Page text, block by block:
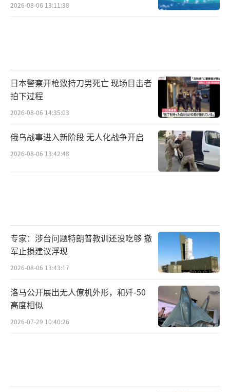
2026-08-06 13:11:38
日本警察开枪致持刀男死亡 现场目击者
拍下过程
2026-08-06 14:35:03
俄乌战事进入新阶段 无人化战争开启
2026-08-06 13:42:48
专家：涉台问题特朗普教训还没吃够 撤
军止损建议浮现
2026-08-06 13:43:17
洛马公开展出无人僚机外形，和歼-50
高度相似
2026-07-29 10:40:26